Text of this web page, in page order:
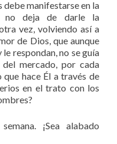
debe manifestarse en la
no deja de darle la
vez, volviendo así a
de Dios, que aunque
respondan, no se guía
mercado, por cada
hace Él a través de
en el trato con los
¡Sea alabado